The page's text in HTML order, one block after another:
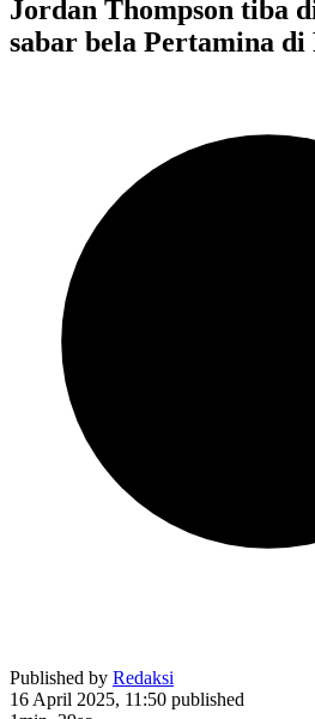
Jordan Thompson tiba
sabar bela Pertamina di
Published by Redaksi
16 April 2025, 11:50 published